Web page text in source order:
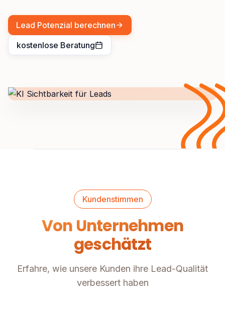
Lead Potenzial berechnen
kostenlose Beratung
Kundenstimmen
Von Unternehmen
geschätzt
Erfahre, wie unsere Kunden ihre Lead-Qualität
verbessert haben